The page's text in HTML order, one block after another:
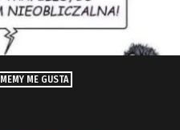
MEMY ME GUSTA